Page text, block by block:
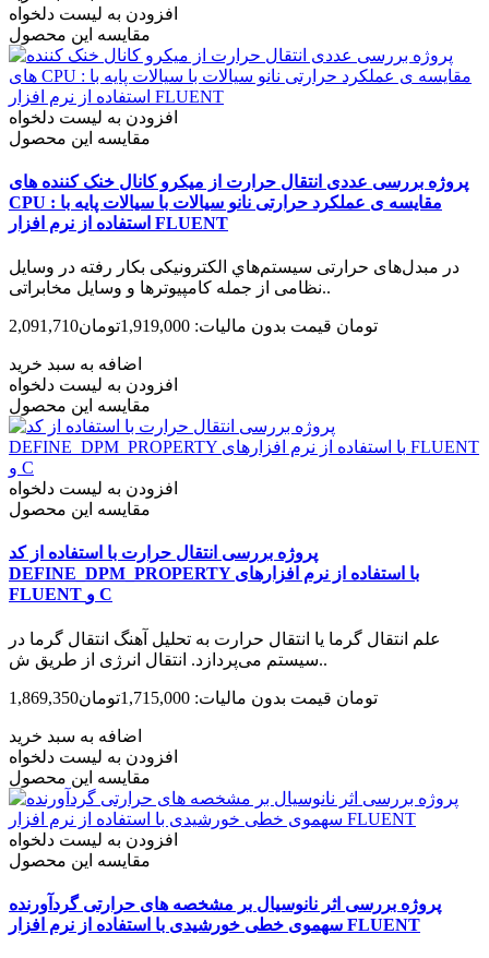
افزودن به لیست دلخواه
مقایسه این محصول
افزودن به لیست دلخواه
مقایسه این محصول
پروژه بررسی عددی انتقال حرارت از میکرو کانال خنک کننده های
CPU : مقایسه ی عملکرد حرارتی نانو سیالات با سیالات پایه با
استفاده از نرم افزار FLUENT
در مبدل‌های حرارتی سيستم‌هاي الکترونیکی بکار رفته در وسایل
نظامی از جمله کامپیوترها و وسایل مخابراتی..
2,091,710تومان قیمت بدون مالیات: 1,919,000تومان
اضافه به سبد خرید
افزودن به لیست دلخواه
مقایسه این محصول
افزودن به لیست دلخواه
مقایسه این محصول
پروژه بررسی انتقال حرارت با استفاده از کد
DEFINE_DPM_PROPERTY با استفاده از نرم افزارهای
FLUENT و C
علم انتقال گرما یا انتقال حرارت به تحلیل آهنگ انتقال گرما در
سیستم می‌پردازد. انتقال انرژی از طریق ش..
1,869,350تومان قیمت بدون مالیات: 1,715,000تومان
اضافه به سبد خرید
افزودن به لیست دلخواه
مقایسه این محصول
افزودن به لیست دلخواه
مقایسه این محصول
پروژه بررسی اثر نانوسیال بر مشخصه های حرارتی گردآورنده
سهموی خطی خورشیدی با استفاده از نرم افزار FLUENT